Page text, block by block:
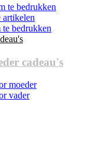
te bedrukken
artikelen
bedrukken
cadeau's
moeder
vader